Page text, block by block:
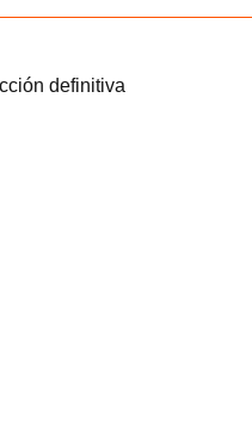
definitiva